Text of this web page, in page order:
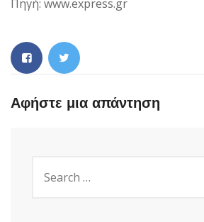
Πηγή: www.express.gr
Αφήστε μια απάντηση